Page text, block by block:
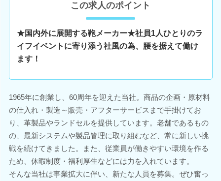
この求人のポイント
★国内外に展開する鞄メーカー★社員1人ひとりのラ
イフイベントに寄り添う社風の為、腰を据えて働け
ます！
1965年に創業し、60周年を迎えた当社。商品の企画・原材料
の仕入れ・製造～販売・アフターサービスまで手掛けてお
り、革製品やランドセルを提供しています。老舗であるもの
の、最新システムや製品管理に取り組むなど、常に新しい挑
戦を続けてきました。また、従業員が働きやすい環境を作る
ため、休暇制度・福利厚生などには力を入れています。
そんな当社は事業拡大に伴い、新たな人員を募集。ぜひ奮っ